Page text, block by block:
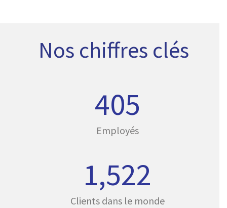
Nos chiffres clés
426
Employés
1,599
Clients dans le monde